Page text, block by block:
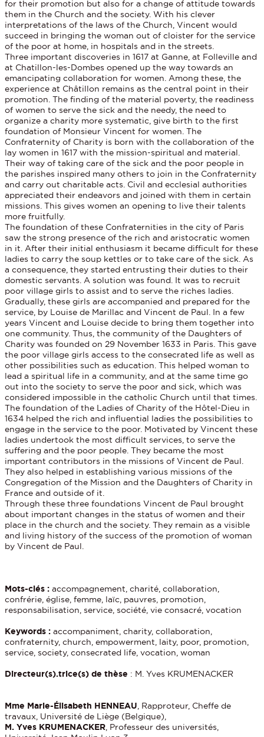
for their promotion but also for a change of attitude towards
them in the Church and the society. With his clever
interpretations of the laws of the Church, Vincent would
succeed in bringing the woman out of cloister for the service
of the poor at home, in hospitals and in the streets.
Three important discoveries in 1617 at Ganne, at Folleville and
at Chatillon-les-Dombes opened up the way towards an
emancipating collaboration for women. Among these, the
experience at Châtillon remains as the central point in their
promotion. The finding of the material poverty, the readiness
of women to serve the sick and the needy, the need to
organize a charity more systematic, give birth to the first
foundation of Monsieur Vincent for women. The
Confraternity of Charity is born with the collaboration of the
lay women in 1617 with the mission-spiritual and material.
Their way of taking care of the sick and the poor people in
the parishes inspired many others to join in the Confraternity
and carry out charitable acts. Civil and ecclesial authorities
appreciated their endeavors and joined with them in certain
missions. This gives women an opening to live their talents
more fruitfully.
The foundation of these Confraternities in the city of Paris
saw the strong presence of the rich and aristocratic women
in it. After their initial enthusiasm it became difficult for these
ladies to carry the soup kettles or to take care of the sick. As
a consequence, they started entrusting their duties to their
domestic servants. A solution was found. It was to recruit
poor village girls to assist and to serve the riches ladies.
Gradually, these girls are accompanied and prepared for the
service, by Louise de Marillac and Vincent de Paul. In a few
years Vincent and Louise decide to bring them together into
one community. Thus, the community of the Daughters of
Charity was founded on 29 November 1633 in Paris. This gave
the poor village girls access to the consecrated life as well as
other possibilities such as education. This helped woman to
lead a spiritual life in a community, and at the same time go
out into the society to serve the poor and sick, which was
considered impossible in the catholic Church until that times.
The foundation of the Ladies of Charity of the Hôtel-Dieu in
1634 helped the rich and influential ladies the possibilities to
engage in the service to the poor. Motivated by Vincent these
ladies undertook the most difficult services, to serve the
suffering and the poor people. They became the most
important contributors in the missions of Vincent de Paul.
They also helped in establishing various missions of the
Congregation of the Mission and the Daughters of Charity in
France and outside of it.
Through these three foundations Vincent de Paul brought
about important changes in the status of women and their
place in the church and the society. They remain as a visible
and living history of the success of the promotion of woman
by Vincent de Paul.
Mots-clés : accompagnement, charité, collaboration,
confrérie, église, femme, laïc, pauvres, promotion,
responsabilisation, service, société, vie consacré, vocation
Keywords :accompaniment, charity, collaboration,
confraternity, church, empowerment, laity, poor, promotion,
service, society, consecrated life, vocation, woman
Directeur(s).trice(s) de thèse : M. Yves KRUMENACKER
Mme Marie-Élisabeth HENNEAU , Rapproteur, Cheffe de
travaux, Université de Liège (Belgique),
M. Yves KRUMENACKER , Professeur des universités,